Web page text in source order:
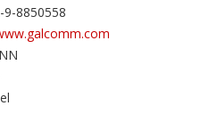
9-8850558